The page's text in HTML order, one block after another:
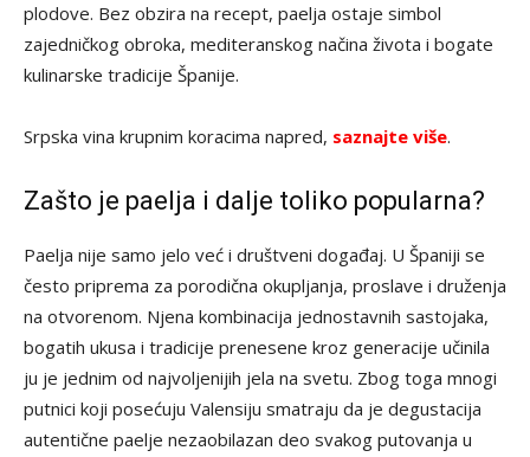
plodove. Bez obzira na recept, paelja ostaje simbol
zajedničkog obroka, mediteranskog načina života i bogate
kulinarske tradicije Španije.
Srpska vina krupnim koracima napred, saznajte više.
Zašto je paelja i dalje toliko popularna?
Paelja nije samo jelo već i društveni događaj. U Španiji se
često priprema za porodična okupljanja, proslave i druženja
na otvorenom. Njena kombinacija jednostavnih sastojaka,
bogatih ukusa i tradicije prenesene kroz generacije učinila
ju je jednim od najvoljenijih jela na svetu. Zbog toga mnogi
putnici koji posećuju Valensiju smatraju da je degustacija
autentične paelje nezaobilazan deo svakog putovanja u